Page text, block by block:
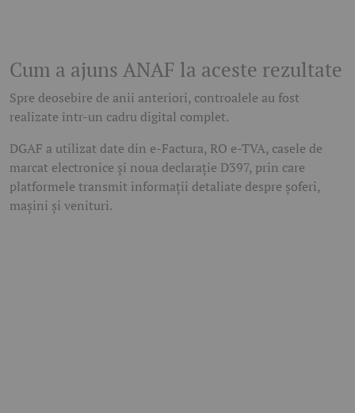
Cum a ajuns ANAF la aceste rezultate
Spre deosebire de anii anteriori, controalele au fost
realizate într-un cadru digital complet.
DGAF a utilizat date din e-Factura, RO e-TVA, casele de
marcat electronice și noua declarație D397, prin care
platformele transmit informații detaliate despre șoferi,
mașini și venituri.